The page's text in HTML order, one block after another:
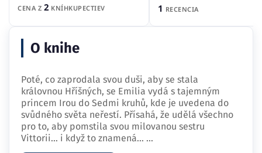
CENA Z 2 KNÍHKUPECTIEV 1 RECENCIA
O knihe
Poté, co zaprodala svou duši, aby se stala
královnou Hříšných, se Emilia vydá s tajemným
princem Irou do Sedmi kruhů, kde je uvedena do
svůdného světa neřestí. Přísahá, že udělá všechno
pro to, aby pomstila svou milovanou sestru
Vittorii… i když to znamená… ...